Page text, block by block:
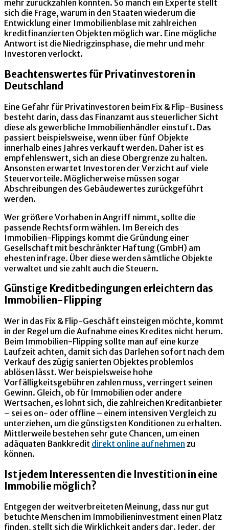
mehr zurückzahlen konnten. So manch ein Experte stellt
sich die Frage, warum in den Staaten wiederum die
Entwicklung einer Immobilienblase mit zahlreichen
kreditfinanzierten Objekten möglich war. Eine mögliche
Antwort ist die Niedrigzinsphase, die mehr und mehr
Investoren verlockt.
Beachtenswertes für Privatinvestoren in
Deutschland
Eine Gefahr für Privatinvestoren beim Fix & Flip-Business
besteht darin, dass das Finanzamt aus steuerlicher Sicht
diese als gewerbliche Immobilienhändler einstuft. Das
passiert beispielsweise, wenn über fünf Objekte
innerhalb eines Jahres verkauft werden. Daher ist es
empfehlenswert, sich an diese Obergrenze zu halten.
Ansonsten erwartet Investoren der Verzicht auf viele
Steuervorteile. Möglicherweise müssen sogar
Abschreibungen des Gebäudewertes zurückgeführt
werden.
Wer größere Vorhaben in Angriff nimmt, sollte die
passende Rechtsform wählen. Im Bereich des
Immobilien-Flippings kommt die Gründung einer
Gesellschaft mit beschränkter Haftung (GmbH) am
ehesten infrage. Über diese werden sämtliche Objekte
verwaltet und sie zahlt auch die Steuern.
Günstige Kreditbedingungen erleichtern das
Immobilien-Flipping
Wer in das Fix & Flip-Geschäft einsteigen möchte, kommt
in der Regel um die Aufnahme eines Kredites nicht herum.
Beim Immobilien-Flipping sollte man auf eine kurze
Laufzeit achten, damit sich das Darlehen sofort nach dem
Verkauf des zügig sanierten Objektes problemlos
ablösen lässt. Wer beispielsweise hohe
Vorfälligkeitsgebühren zahlen muss, verringert seinen
Gewinn. Gleich, ob für Immobilien oder andere
Wertsachen, es lohnt sich, die zahlreichen Kreditanbieter
– sei es on- oder offline – einem intensiven Vergleich zu
unterziehen, um die günstigsten Konditionen zu erhalten.
Mittlerweile bestehen sehr gute Chancen, um einen
adäquaten Bankkredit direkt online aufnehmen zu
können.
Ist jedem Interessenten die Investition in eine
Immobilie möglich?
Entgegen der weitverbreiteten Meinung, dass nur gut
betuchte Menschen im Immobilieninvestment einen Platz
finden, stellt sich die Wirklichkeit anders dar. Jeder, der